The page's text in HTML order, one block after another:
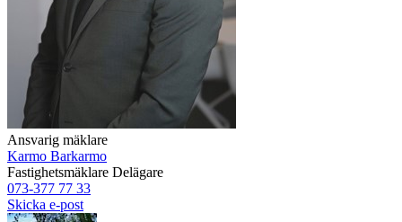
Ansvarig mäklare
Karmo Barkarmo
Fastighetsmäklare Delägare
073-377 77 33
Skicka e-post